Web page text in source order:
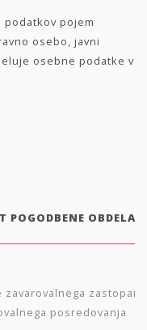
podatkov pojem
osebo, javni
osebne podatke v
POGODBENE
zavarovalnega
posredovanja